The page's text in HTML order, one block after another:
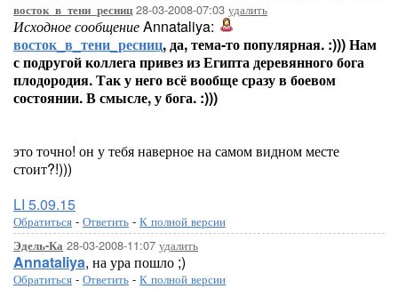
восток_в_тени_ресниц 28-03-2008-07:03 удалить
Исходное сообщениеAnnataliya:
восток_в_тени_ресниц, да, тема-то популярная. :))) Нам
с подругой коллега привез из Египта деревянного бога
плодородия. Так у него всё вообще сразу в боевом
состоянии. В смысле, у бога. :)))
это точно! он у тебя наверное на самом видном месте
стоит?!)))
LI 5.09.15
Обратиться - Ответить - К полной версии
Эдель-Ка 28-03-2008-11:07 удалить
Annataliya, на ура пошло ;)
Обратиться - Ответить - К полной версии